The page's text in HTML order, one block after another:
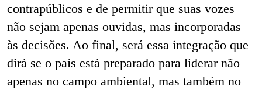
contrapúblicos e de permitir que suas vozes
não sejam apenas ouvidas, mas incorporadas
às decisões. Ao final, será essa integração que
dirá se o país está preparado para liderar não
apenas no campo ambiental, mas também no